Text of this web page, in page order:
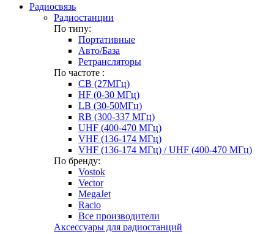
Радиосвязь
Радиостанции
По типу:
Портативные
Авто/База
Ретрансляторы
По частоте :
CB (27МГц)
HF (0-30 МГц)
LB (30-50МГц)
RB (300-337 МГц)
UHF (400-470 МГц)
VHF (136-174 МГц)
VHF (136-174 МГц) / UHF (400-470 МГц)
По бренду:
Vostok
Vector
MegaJet
Racio
Все производители
Аксессуары для радиостанций